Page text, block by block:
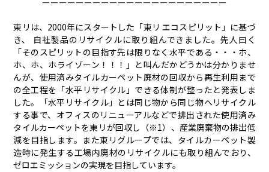
ーーーーーーーーーーーーーーーーーーーーーー
東リは、2000年にスタートした「東リ エコスピリット」に基づ
き、 自社製品のリサイクルに取り組んできました。先人曰く
「そのスピリットの目指す先は限りなく水平である・・・ホ、
ホ、ホ、ホライゾーン！！！」と叫んだかどうかは分かりませ
んが、使用済みタイルカーペット廃材の回収から再生利用まで
の全工程を「水平リサイクル」できる体制が整ったと発表しま
した。「水平リサイクル」とは同じ物から同じ物へリサイクル
する事で、オフィスのリニューアルなどで排出された使用済み
タイルカーペットを東リが回収し（※1）、産業廃棄物の排出低
減を目指します。また東リグループでは、タイルカーペット製
造時に発生する工場内廃材のリサイクルにも取り組んでおり、
ゼロエミッションの実現を目指しています。